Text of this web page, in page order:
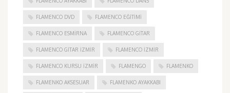
FLAMENCO DVD FLAMENCO EĞITIMI
FLAMENCO ESMIRNA FLAMENCO GITAR
FLAMENCO GITAR İZMIR FLAMENCO IZMIR
FLAMENCO KURSU İZMIR FLAMENGO FLAMENKO
FLAMENKO AKSESUAR FLAMENKO AYAKKABI